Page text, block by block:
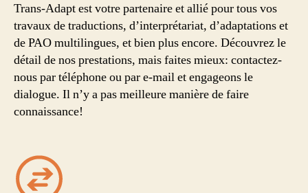
Trans-Adapt est votre partenaire et allié pour tous vos
travaux de traductions, d’interprétariat, d’adaptations et
de PAO multilingues, et bien plus encore. Découvrez le
détail de nos prestations, mais faites mieux: contactez-
nous par téléphone ou par e-mail et engageons le
dialogue. Il n’y a pas meilleure manière de faire
connaissance!